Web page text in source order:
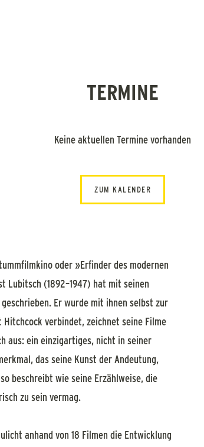
TERMINE
Keine aktuellen Termine vorhanden
ZUM KALENDER
oder »Erfinder des modernen
Lubitsch (1892–1947) hat mit seinen
Er wurde mit ihnen selbst zur
Hitchcock verbindet, zeichnet seine Filme
aus: ein einzigartiges, nicht in seiner
das seine Kunst der Andeutung,
beschreibt wie seine Erzählweise, die
zu sein vermag.
anhand von 18 Filmen die Entwicklung